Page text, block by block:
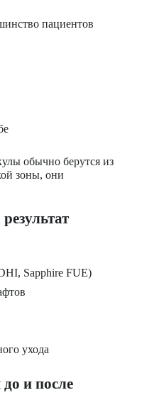
пациентов
обычно берутся из
зоны, они
Sapphire FUE)
ухода
и после